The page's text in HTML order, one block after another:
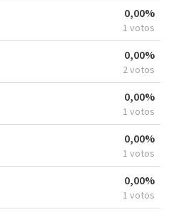
0,00%
1 votos
0,00%
2 votos
0,00%
1 votos
0,00%
1 votos
0,00%
1 votos